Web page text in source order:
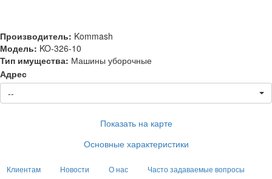
Производитель: Kommash
Модель: KO-326-10
Тип имущества: Машины уборочные
Адрес
--
Показать на карте
Основные характеристики
Клиентам Новости О нас
Часто задаваемые вопросы